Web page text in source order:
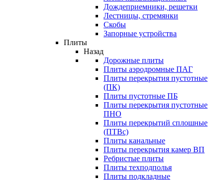
Дождеприемники, решетки
Лестницы, стремянки
Скобы
Запорные устройства
Плиты
Назад
Дорожные плиты
Плиты аэродромные ПАГ
Плиты перекрытия пустотные
(ПК)
Плиты пустотные ПБ
Плиты перекрытия пустотные
ПНО
Плиты перекрытий сплошные
(ПТВс)
Плиты канальные
Плиты перекрытия камер ВП
Ребристые плиты
Плиты техподполья
Плиты подкладные